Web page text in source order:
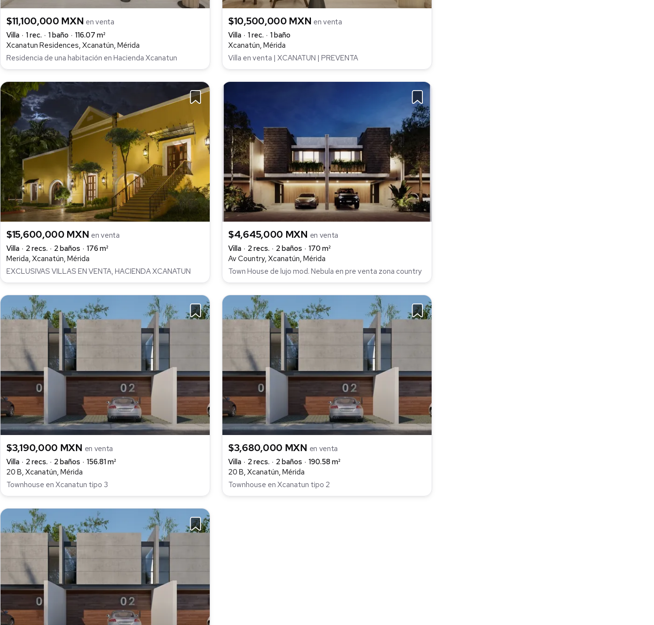
$11,100,000 MXN en venta
Villa
1 rec. 1 baño
116.07 m²
Xcanatun Residences, Xcanatún, Mérida
Residencia de una habitación en Hacienda Xcanatun
$10,500,000 MXN en venta
Villa
1 rec.
1 baño
Xcanatún, Mérida
Villa en venta | XCANATUN | PREVENTA
$15,600,000 MXN en venta
Villa
2 recs. 2 baños
176 m²
Merida, Xcanatún, Mérida
EXCLUSIVAS VILLAS EN VENTA, HACIENDA XCANATUN
$4,645,000 MXN en venta
Villa
2 recs. 2 baños
170 m²
Av Country, Xcanatún, Mérida
Town House de lujo mod. Nebula en pre venta zona country
$3,190,000 MXN en venta
Villa
2 recs. 2 baños
156.81 m²
20 B, Xcanatún, Mérida
Townhouse en Xcanatun tipo 3
$3,680,000 MXN en venta
Villa
2 recs. 2 baños
190.58 m²
20 B, Xcanatún, Mérida
Townhouse en Xcanatun tipo 2